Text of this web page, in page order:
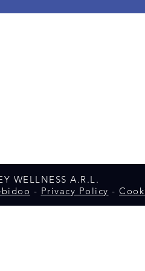
WELLNESS A.R.L.
- Privacy Policy -